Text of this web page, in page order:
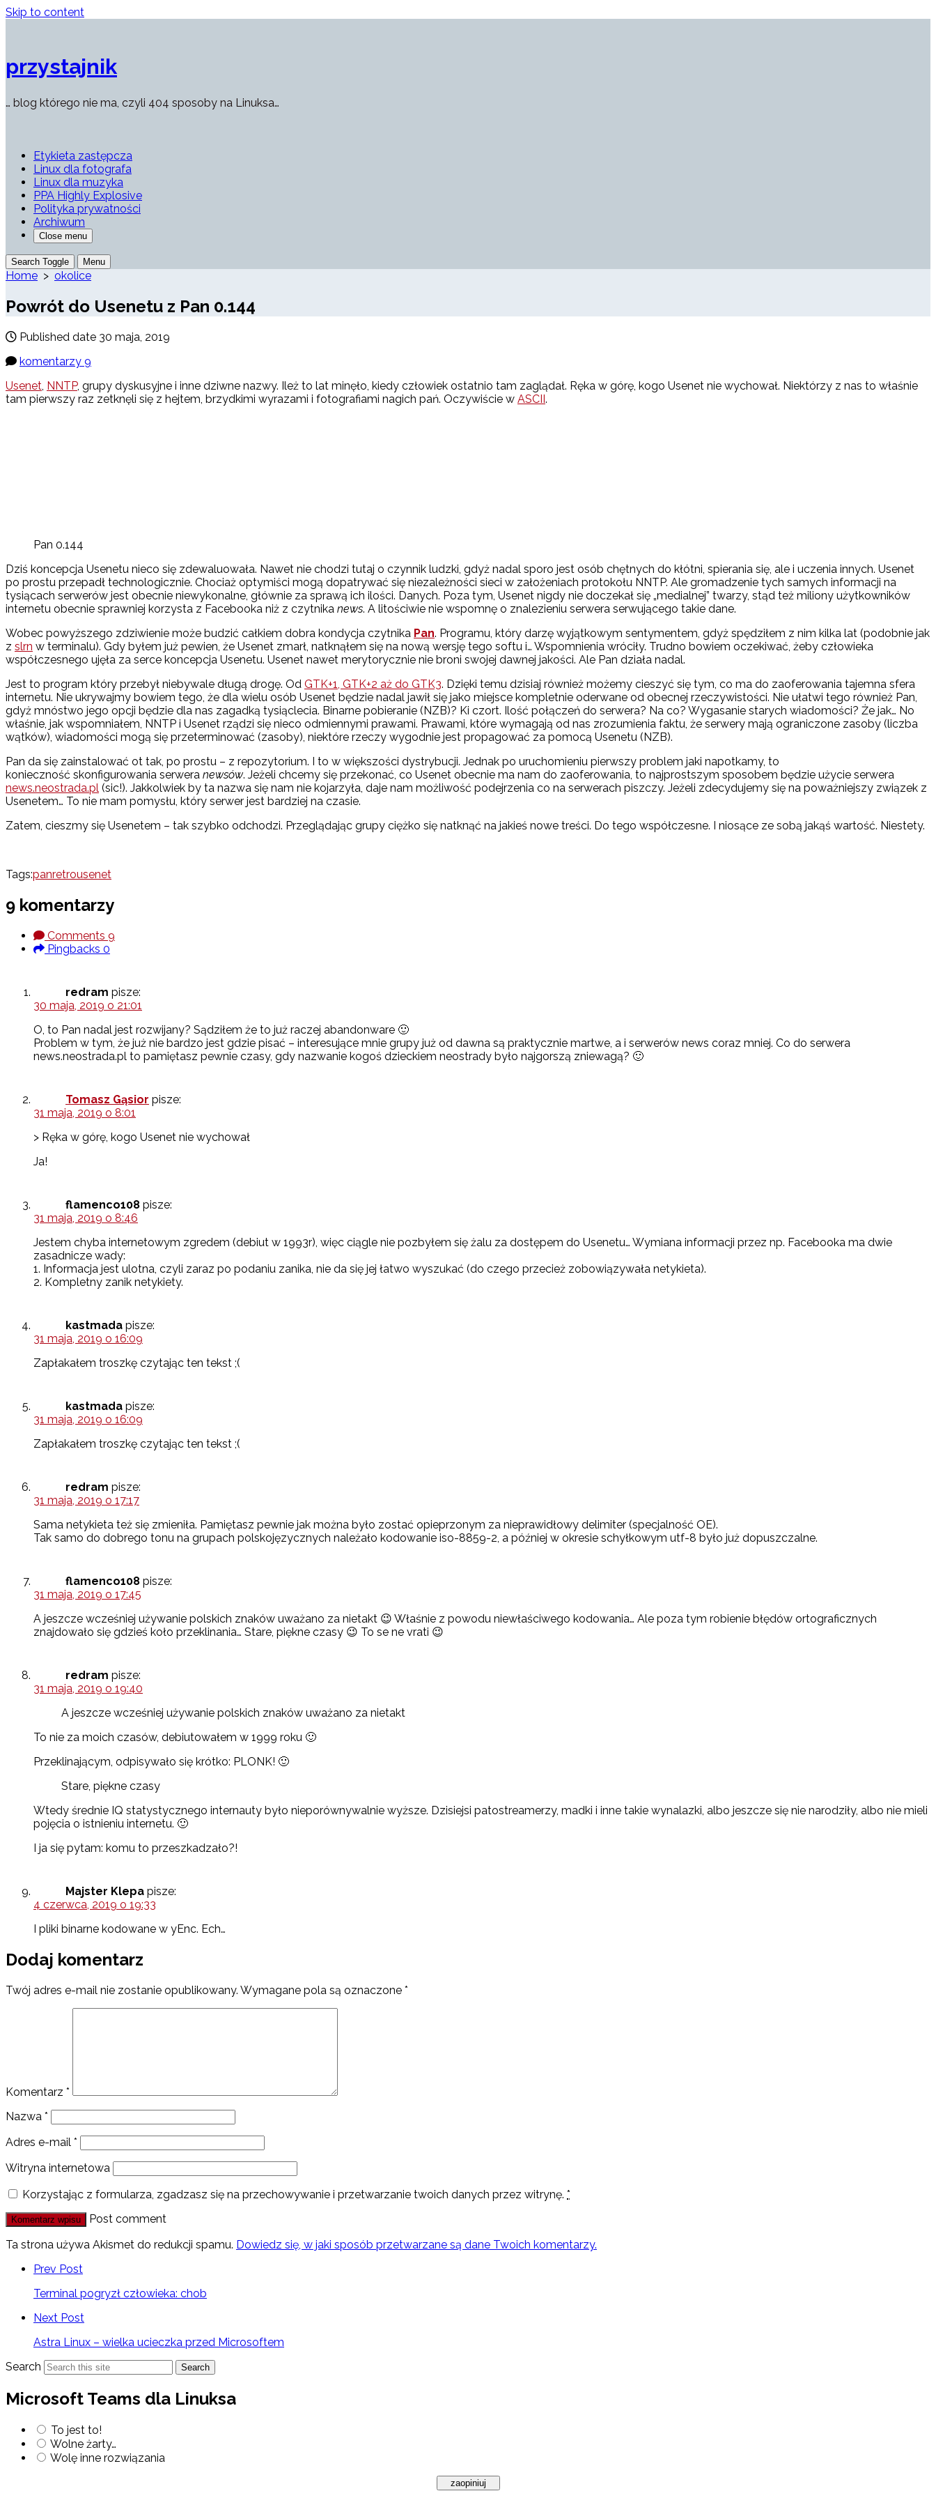
Skip to content
przystajnik
… blog którego nie ma, czyli 404 sposoby na Linuksa…
Etykieta zastępcza
Linux dla fotografa
Linux dla muzyka
PPA Highly Explosive
Polityka prywatności
Archiwum
Close menu
Search Toggle Menu
Home > okolice
Powrót do Usenetu z Pan 0.144
Published date 30 maja, 2019
komentarzy 9
Usenet, NNTP, grupy dyskusyjne i inne dziwne nazwy. Ileż to lat minęło, kiedy człowiek ostatnio tam zaglądał. Ręka w górę, kogo Usenet nie wychował. Niektórzy z nas to właśnie
tam pierwszy raz zetknęli się z hejtem, brzydkimi wyrazami i fotografiami nagich pań. Oczywiście w ASCII .
Pan 0.144
Dziś koncepcja Usenetu nieco się zdewaluowała. Nawet nie chodzi tutaj o czynnik ludzki, gdyż nadal sporo jest osób chętnych do kłótni, spierania się, ale i uczenia innych. Usenet
po prostu przepadł technologicznie. Chociaż optymiści mogą dopatrywać się niezależności sieci w założeniach protokołu NNTP. Ale gromadzenie tych samych informacji na
tysiącach serwerów jest obecnie niewykonalne, głównie za sprawą ich ilości. Danych. Poza tym, Usenet nigdy nie doczekał się „medialnej” twarzy, stąd też miliony użytkowników
internetu obecnie sprawniej korzysta z Facebooka niż z czytnika news. A litościwie nie wspomnę o znalezieniu serwera serwującego takie dane.
Wobec powyższego zdziwienie może budzić całkiem dobra kondycja czytnika Pan. Programu, który darzę wyjątkowym sentymentem, gdyż spędziłem z nim kilka lat (podobnie jak
z slrn w terminalu). Gdy byłem już pewien, że Usenet zmarł, natknąłem się na nową wersję tego softu i… Wspomnienia wróciły. Trudno bowiem oczekiwać, żeby człowieka
współczesnego ujęła za serce koncepcja Usenetu. Usenet nawet merytorycznie nie broni swojej dawnej jakości. Ale Pan działa nadal.
Jest to program który przebył niebywale długą drogę. Od GTK+1, GTK+2 aż do GTK3. Dzięki temu dzisiaj również możemy cieszyć się tym, co ma do zaoferowania tajemna sfera
internetu. Nie ukrywajmy bowiem tego, że dla wielu osób Usenet będzie nadal jawił się jako miejsce kompletnie oderwane od obecnej rzeczywistości. Nie ułatwi tego również Pan,
gdyż mnóstwo jego opcji będzie dla nas zagadką tysiąclecia. Binarne pobieranie (NZB)? Ki czort. Ilość połączeń do serwera? Na co? Wygasanie starych wiadomości? Że jak… No
właśnie, jak wspomniałem, NNTP i Usenet rządzi się nieco odmiennymi prawami. Prawami, które wymagają od nas zrozumienia faktu, że serwery mają ograniczone zasoby (liczba
wątków), wiadomości mogą się przeterminować (zasoby), niektóre rzeczy wygodnie jest propagować za pomocą Usenetu (NZB).
Pan da się zainstalować ot tak, po prostu – z repozytorium. I to w większości dystrybucji. Jednak po uruchomieniu pierwszy problem jaki napotkamy, to
konieczność skonfigurowania serwera newsów. Jeżeli chcemy się przekonać, co Usenet obecnie ma nam do zaoferowania, to najprostszym sposobem będzie użycie serwera
news.neostrada.pl (sic!). Jakkolwiek by ta nazwa się nam nie kojarzyła, daje nam możliwość podejrzenia co na serwerach piszczy. Jeżeli zdecydujemy się na poważniejszy związek z
Usenetem… To nie mam pomysłu, który serwer jest bardziej na czasie.
Zatem, cieszmy się Usenetem – tak szybko odchodzi. Przeglądając grupy ciężko się natknąć na jakieś nowe treści. Do tego współczesne. I niosące ze sobą jakąś wartość. Niestety.
Tags:panretrousenet
9 komentarzy
Comments 9
Pingbacks 0
redram pisze:
30 maja, 2019 o 21:01
O, to Pan nadal jest rozwijany? Sądziłem że to już raczej abandonware 🙂
Problem w tym, że już nie bardzo jest gdzie pisać – interesujące mnie grupy już od dawna są praktycznie martwe, a i serwerów news coraz mniej. Co do serwera
news.neostrada.pl to pamiętasz pewnie czasy, gdy nazwanie kogoś dzieckiem neostrady było najgorszą zniewagą? 🙂
Tomasz Gąsior pisze:
31 maja, 2019 o 8:01
> Ręka w górę, kogo Usenet nie wychował
Ja!
flamenco108 pisze:
31 maja, 2019 o 8:46
Jestem chyba internetowym zgredem (debiut w 1993r), więc ciągle nie pozbyłem się żalu za dostępem do Usenetu… Wymiana informacji przez np. Facebooka ma dwie
zasadnicze wady:
1. Informacja jest ulotna, czyli zaraz po podaniu zanika, nie da się jej łatwo wyszukać (do czego przecież zobowiązywała netykieta).
2. Kompletny zanik netykiety.
kastmada pisze:
31 maja, 2019 o 16:09
Zapłakałem troszkę czytając ten tekst ;(
kastmada pisze:
31 maja, 2019 o 16:09
Zapłakałem troszkę czytając ten tekst ;(
redram pisze:
31 maja, 2019 o 17:17
Sama netykieta też się zmieniła. Pamiętasz pewnie jak można było zostać opieprzonym za nieprawidłowy delimiter (specjalność OE).
Tak samo do dobrego tonu na grupach polskojęzycznych należało kodowanie iso-8859-2, a później w okresie schyłkowym utf-8 było już dopuszczalne.
flamenco108 pisze:
31 maja, 2019 o 17:45
A jeszcze wcześniej używanie polskich znaków uważano za nietakt 😉 Właśnie z powodu niewłaściwego kodowania… Ale poza tym robienie błędów ortograficznych
znajdowało się gdzieś koło przeklinania… Stare, piękne czasy 😉 To se ne vrati 😉
redram pisze:
31 maja, 2019 o 19:40
A jeszcze wcześniej używanie polskich znaków uważano za nietakt
To nie za moich czasów, debiutowałem w 1999 roku 🙂
Przeklinającym, odpisywało się krótko: PLONK! 🙂
Stare, piękne czasy
Wtedy średnie IQ statystycznego internauty było nieporównywalnie wyższe. Dzisiejsi patostreamerzy, madki i inne takie wynalazki, albo jeszcze się nie narodziły, albo nie mieli
pojęcia o istnieniu internetu. 🙂
I ja się pytam: komu to przeszkadzało?!
Majster Klepa pisze:
4 czerwca, 2019 o 19:33
I pliki binarne kodowane w yEnc. Ech…
Dodaj komentarz
Twój adres e-mail nie zostanie opublikowany. Wymagane pola są oznaczone *
Komentarz *
Nazwa *
Adres e-mail *
Witryna internetowa
Korzystając z formularza, zgadzasz się na przechowywanie i przetwarzanie twoich danych przez witrynę. *
Post comment
Ta strona używa Akismet do redukcji spamu. Dowiedz się, w jaki sposób przetwarzane są dane Twoich komentarzy.
Prev Post
Terminal pogryzł człowieka: chob
Next Post
Astra Linux – wielka ucieczka przed Microsoftem
Search
Search
Microsoft Teams dla Linuksa
To jest to!
Wolne żarty…
Wolę inne rozwiązania